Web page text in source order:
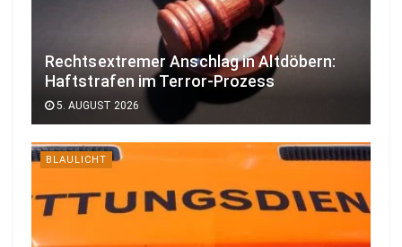
Rechtsextremer Anschlag in Altdöbern:
Haftstrafen im Terror-Prozess
5. AUGUST 2026
BLAULICHT